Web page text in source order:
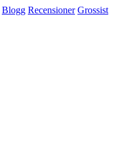
Blogg Recensioner Grossist